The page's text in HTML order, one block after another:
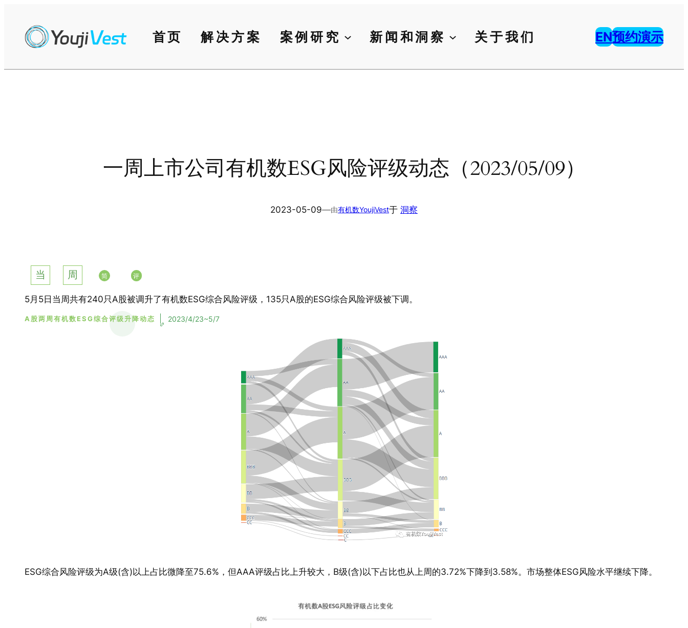
首页 解决方案 案例研究 新闻和洞察 关于我们 EN预约演示
一周上市公司有机数ESG风险评级动态（2023/05/09）
2023-05-09—由有机数YoujiVest于 洞察
当 周 简 评
5月5日当周共有240只A股被调升了有机数ESG综合风险评级，135只A股的ESG综合风险评级被下调。
A股两周有机数ESG综合评级升降动态 2023/4/23~5/7
ESG综合风险评级为A级(含)以上占比微降至75.6%，但AAA评级占比上升较大，B级(含)以下占比也从上周的3.72%下降到3.58%。市场整体ESG风险水平继续下降。